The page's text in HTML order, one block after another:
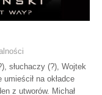
słuchaczy (?), Wojtek
na okładce
z utworów. Michał